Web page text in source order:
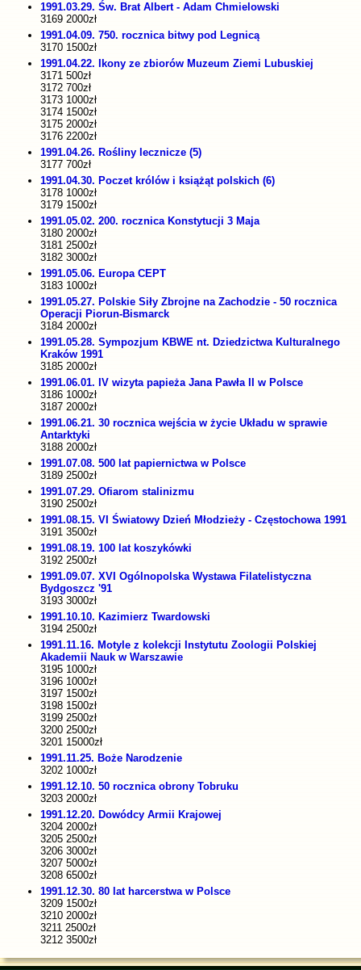
1991.03.29. Św. Brat Albert - Adam Chmielowski
3169 2000zł
1991.04.09. 750. rocznica bitwy pod Legnicą
3170 1500zł
1991.04.22. Ikony ze zbiorów Muzeum Ziemi Lubuskiej
3171 500zł
3172 700zł
3173 1000zł
3174 1500zł
3175 2000zł
3176 2200zł
1991.04.26. Rośliny lecznicze (5)
3177 700zł
1991.04.30. Poczet królów i książąt polskich (6)
3178 1000zł
3179 1500zł
1991.05.02. 200. rocznica Konstytucji 3 Maja
3180 2000zł
3181 2500zł
3182 3000zł
1991.05.06. Europa CEPT
3183 1000zł
1991.05.27. Polskie Siły Zbrojne na Zachodzie - 50 rocznica
Operacji Piorun-Bismarck
3184 2000zł
1991.05.28. Sympozjum KBWE nt. Dziedzictwa Kulturalnego
Kraków 1991
3185 2000zł
1991.06.01. IV wizyta papieża Jana Pawła II w Polsce
3186 1000zł
3187 2000zł
1991.06.21. 30 rocznica wejścia w życie Układu w sprawie
Antarktyki
3188 2000zł
1991.07.08. 500 lat papiernictwa w Polsce
3189 2500zł
1991.07.29. Ofiarom stalinizmu
3190 2500zł
1991.08.15. VI Światowy Dzień Młodzieży - Częstochowa 1991
3191 3500zł
1991.08.19. 100 lat koszykówki
3192 2500zł
1991.09.07. XVI Ogólnopolska Wystawa Filatelistyczna
Bydgoszcz '91
3193 3000zł
1991.10.10. Kazimierz Twardowski
3194 2500zł
1991.11.16. Motyle z kolekcji Instytutu Zoologii Polskiej
Akademii Nauk w Warszawie
3195 1000zł
3196 1000zł
3197 1500zł
3198 1500zł
3199 2500zł
3200 2500zł
3201 15000zł
1991.11.25. Boże Narodzenie
3202 1000zł
1991.12.10. 50 rocznica obrony Tobruku
3203 2000zł
1991.12.20. Dowódcy Armii Krajowej
3204 2000zł
3205 2500zł
3206 3000zł
3207 5000zł
3208 6500zł
1991.12.30. 80 lat harcerstwa w Polsce
3209 1500zł
3210 2000zł
3211 2500zł
3212 3500zł